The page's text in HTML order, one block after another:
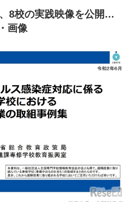
8校の実践映像を公開…
画像